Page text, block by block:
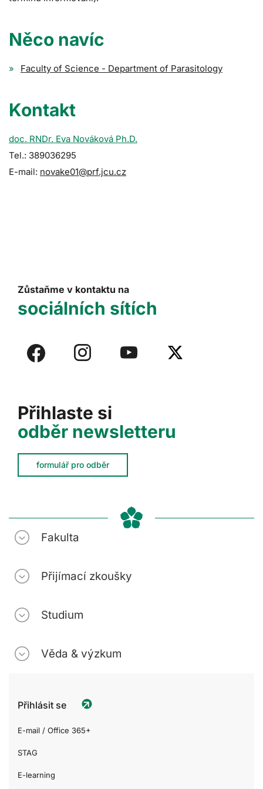
Něco navíc
Faculty of Science - Department of Parasitology
Kontakt
doc. RNDr. Eva Nováková Ph.D.
Tel.: 389036295
E-mail: novake01@prf.jcu.cz
Přihlaste si
odběr newsletteru
formulář pro odběr
Zůstaňme v kontaktu na
sociálních sítích
Fakulta
Přijímací zkoušky
Studium
Věda & výzkum
Přihlásit se
E-mail / Office 365+
STAG
E-learning